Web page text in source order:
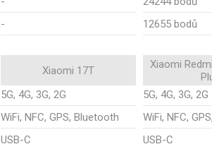
- 12655 bodů
Xiaomi 17T
Xiaomi
5G, 4G, 3G, 2G
5G, 4G, 3G, 2G
WiFi, NFC, GPS, Bluetooth
WiFi, NFC,
USB-C
USB-C